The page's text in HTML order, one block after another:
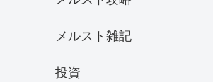
メルスト雑記
投資